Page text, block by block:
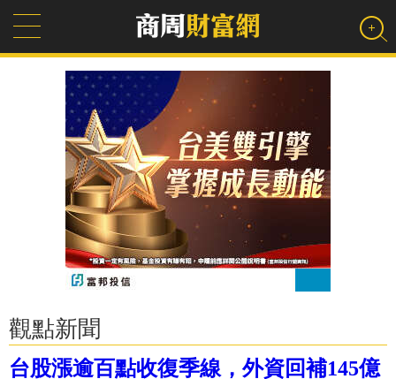
觀點新聞
台股漲逾百點收復季線，外資回補145億